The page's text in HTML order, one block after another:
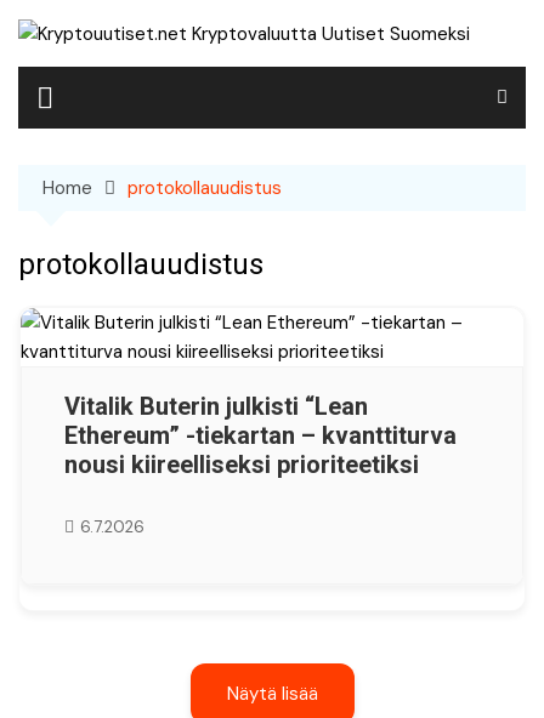
Skip
content
Home protokollauudistus
protokollauudistus
Vitalik Buterin julkisti “Lean
Ethereum” -tiekartan – kvanttiturva
nousi kiireelliseksi prioriteetiksi
6.7.2026
Näytä lisää